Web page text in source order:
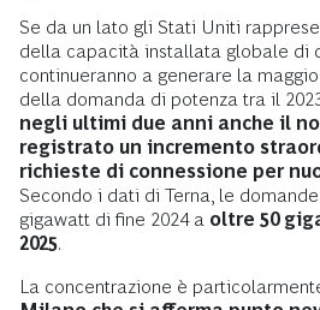
Se da un lato gli Stati Uniti
della capacità installata globale di
continueranno a generare la
della domanda di potenza tra il
negli ultimi due anni anche il
registrato un incremento
richieste di connessione per
Secondo i dati di Terna, le
gigawatt di fine 2024 a oltre 50
2025.
La concentrazione è